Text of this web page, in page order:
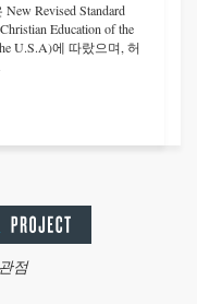
Revised Standard
Education of the
U.S.A)에 따랐으며, 허
점